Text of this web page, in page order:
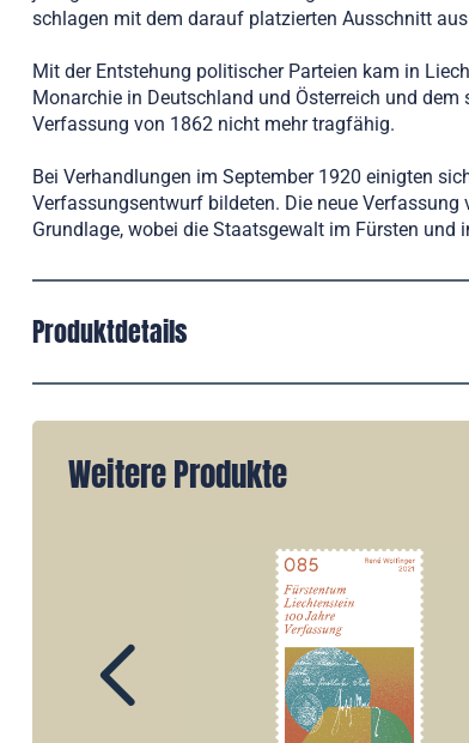
schlagen mit dem darauf platzierten Ausschnitt
Mit der Entstehung politischer Parteien kam in
Monarchie in Deutschland und Österreich und
Verfassung von 1862 nicht mehr tragfähig.
Bei Verhandlungen im September 1920 einigten
Verfassungsentwurf bildeten. Die neue
Grundlage, wobei die Staatsgewalt im Fürsten und
Produktdetails
Weitere Produkte